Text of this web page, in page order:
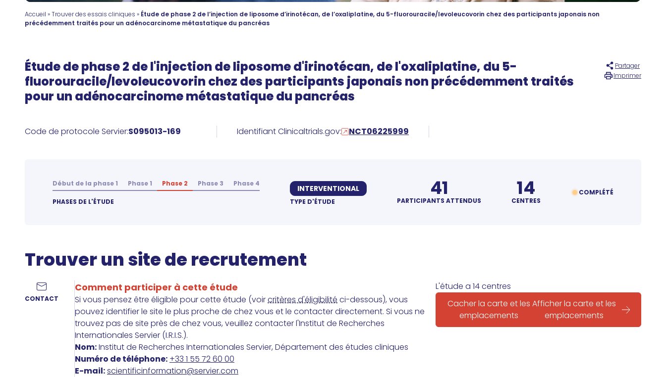
Accueil »Trouver des essais cliniques » Étude de phase 2 de l’injection de liposome d’irinotécan, de l’oxaliplatine, du 5-fluorouracile/levoleucovorin chez des participants japonais non
précédemment traités pour un adénocarcinome métastatique du pancréas
Étude de phase 2 de l'injection de liposome d'irinotécan, de l'oxaliplatine, du 5-
fluorouracile/levoleucovorin chez des participants japonais non précédemment traités
pour un adénocarcinome métastatique du pancréas
Partager
Imprimer
Code de protocole Servier:S095013-169 Identifiant Clinicaltrials.gov: NCT06225999
Début de la phase 1 Phase 1 Phase 2 Phase 3 Phase 4
PHASES DE L'ÉTUDE
INTERVENTIONAL
TYPE D'ÉTUDE
41
PARTICIPANTS ATTENDUS
14
CENTRES
COMPLÉTÉ
Trouver un site de recrutement
CONTACT
Comment participer à cette étude
Si vous pensez être éligible pour cette étude (voircritères d'éligibilitéci-dessous), vous
pouvez identifier le site le plus proche de chez vous et le contacter directement. Si vous ne
trouvez pas de site près de chez vous, veuillez contacter l'Institut de Recherches
Internationales Servier (I.R.I.S.).
Nom:Institut de Recherches Internationales Servier, Département des études cliniques
Numéro de téléphone: +33 1 55 72 60 00
E-mail:scientificinformation@servier.com
L'étude a 14 centres
Cacher la carte et les
emplacements
Afficher la carte et les
emplacements